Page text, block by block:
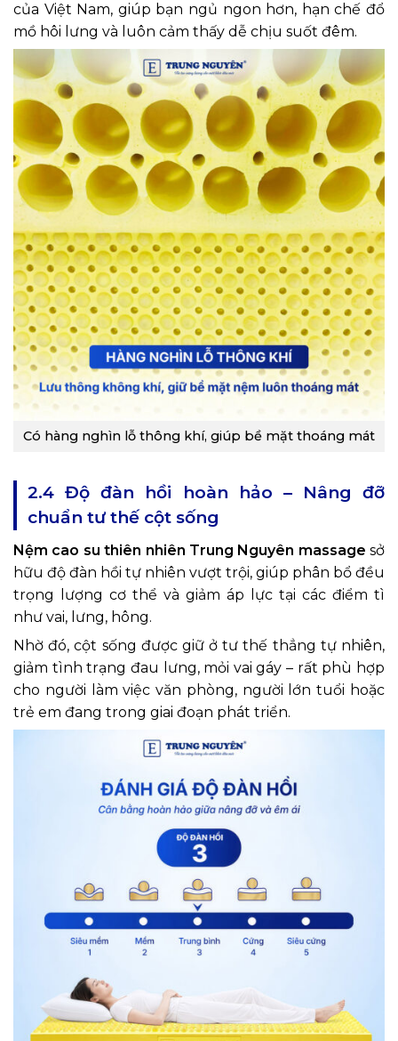
của Việt Nam, giúp bạn ngủ ngon hơn, hạn chế đổ
mồ hôi lưng và luôn cảm thấy dễ chịu suốt đêm.
Có hàng nghìn lỗ thông khí, giúp bề mặt thoáng mát
2.4 Độ đàn hồi hoàn hảo – Nâng đỡ
chuẩn tư thế cột sống
Nệm cao su thiên nhiên Trung Nguyên massage sở
hữu độ đàn hồi tự nhiên vượt trội, giúp phân bổ đều
trọng lượng cơ thể và giảm áp lực tại các điểm tì
như vai, lưng, hông.
Nhờ đó, cột sống được giữ ở tư thế thẳng tự nhiên,
giảm tình trạng đau lưng, mỏi vai gáy – rất phù hợp
cho người làm việc văn phòng, người lớn tuổi hoặc
trẻ em đang trong giai đoạn phát triển.